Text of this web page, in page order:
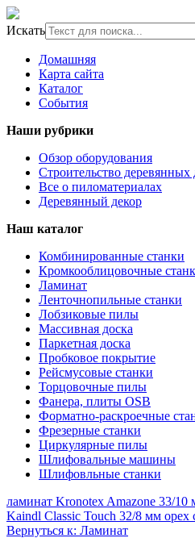
Искать
Домашняя
Карта сайта
Каталог
События
Наши рубрики
Обзор оборудования
Строительство деревянных
Все о пиломатериалах
Деревянный декор
Наш каталог
Комбинированные станки
Кромкооблицовочные
Ламинат
Ленточнопильные станки
Лобзиковые пилы
Массивная доска
Паркетная доска
Пробковое покрытие
Рейсмусовые станки
Торцовочные пилы
Фанера, плиты OSB
Форматно-раскроечные
Фрезерные станки
Циркулярные пилы
Шлифовальные машины
Шлифовльные станки
ламинат Kronotex Amazone 33/
Kaindl Classic Touch 32/8 мм орех
Вернуться к: Ламинат